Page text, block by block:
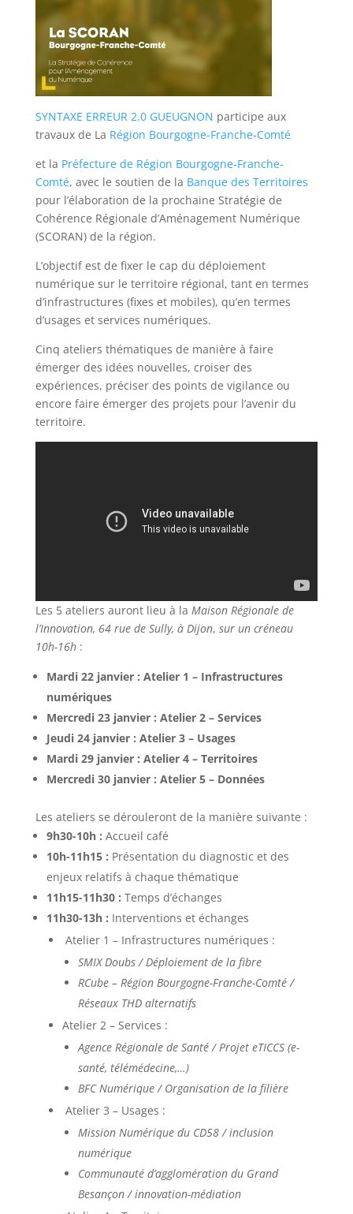
SYNTAXE ERREUR 2.0 GUEUGNON participe aux
travaux de La Région Bourgogne-Franche-Comté
et la Préfecture de Région Bourgogne-Franche-
Comté, avec le soutien de la Banque des Territoires
pour l’élaboration de la prochaine Stratégie de
Cohérence Régionale d’Aménagement Numérique
(SCORAN) de la région.
L’objectif est de fixer le cap du déploiement
numérique sur le territoire régional, tant en termes
d’infrastructures (fixes et mobiles), qu’en termes
d’usages et services numériques.
Cinq ateliers thématiques de manière à faire
émerger des idées nouvelles, croiser des
expériences, préciser des points de vigilance ou
encore faire émerger des projets pour l’avenir du
territoire.
Les 5 ateliers auront lieu à la Maison Régionale de
l’Innovation, 64 rue de Sully, à Dijon, sur un créneau
10h-16h :
Mardi 22 janvier : Atelier 1 – Infrastructures
numériques
Mercredi 23 janvier : Atelier 2 – Services
Jeudi 24 janvier : Atelier 3 – Usages
Mardi 29 janvier : Atelier 4 – Territoires
Mercredi 30 janvier : Atelier 5 – Données
Les ateliers se dérouleront de la manière suivante :
9h30-10h : Accueil café
10h-11h15 : Présentation du diagnostic et des
enjeux relatifs à chaque thématique
11h15-11h30 : Temps d’échanges
11h30-13h : Interventions et échanges
Atelier 1 – Infrastructures numériques :
SMIX Doubs / Déploiement de la fibre
RCube – Région Bourgogne-Franche-Comté /
Réseaux THD alternatifs
Atelier 2 – Services :
Agence Régionale de Santé / Projet eTICCS (e-
santé, télémédecine,…)
BFC Numérique / Organisation de la filière
Atelier 3 – Usages :
Mission Numérique du CD58 / inclusion
numérique
Communauté d’agglomération du Grand
Besançon / innovation-médiation